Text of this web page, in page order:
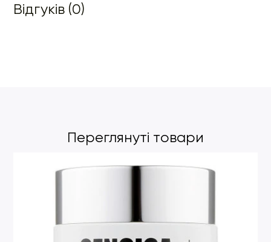
Відгуків (0)
Переглянуті товари